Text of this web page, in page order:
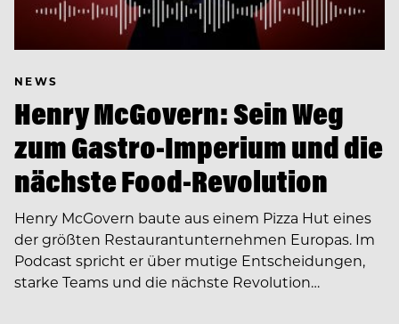
NEWS
Henry McGovern: Sein Weg
zum Gastro-Imperium und die
nächste Food-Revolution
Henry McGovern baute aus einem Pizza Hut eines
der größten Restaurantunternehmen Europas. Im
Podcast spricht er über mutige Entscheidungen,
starke Teams und die nächste Revolution…